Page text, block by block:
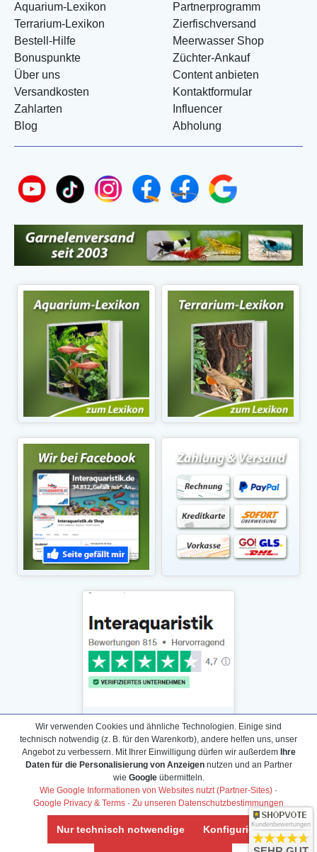
Aquarium-Lexikon
Terrarium-Lexikon
Bestell-Hilfe
Bonuspunkte
Über uns
Versandkosten
Zahlarten
Blog
Partnerprogramm
Zierfischversand
Meerwasser Shop
Züchter-Ankauf
Content anbieten
Kontaktformular
Influencer
Abholung
Daten­schutz­erklärung
Widerrufs­recht /Widerrufs­formular
AGB & Info
Impressum
Umwelt und Entsorgung
Wir verwenden Cookies und ähnliche Technologien. Einige sind
technisch notwendig (z. B. für den Warenkorb), andere helfen uns, unser
Angebot zu verbessern. Mit Ihrer Einwilligung dürfen wir außerdem Ihre
Daten für die Personalisierung von Anzeigennutzen und an Partner
wie Googleübermitteln.
Wie Google Informationen von Websites nutzt (Partner-Sites) ·
Google Privacy & Terms · Zu unseren Datenschutzbestimmungen
Nur technisch notwendige KonfigurierenKundenbewertungen